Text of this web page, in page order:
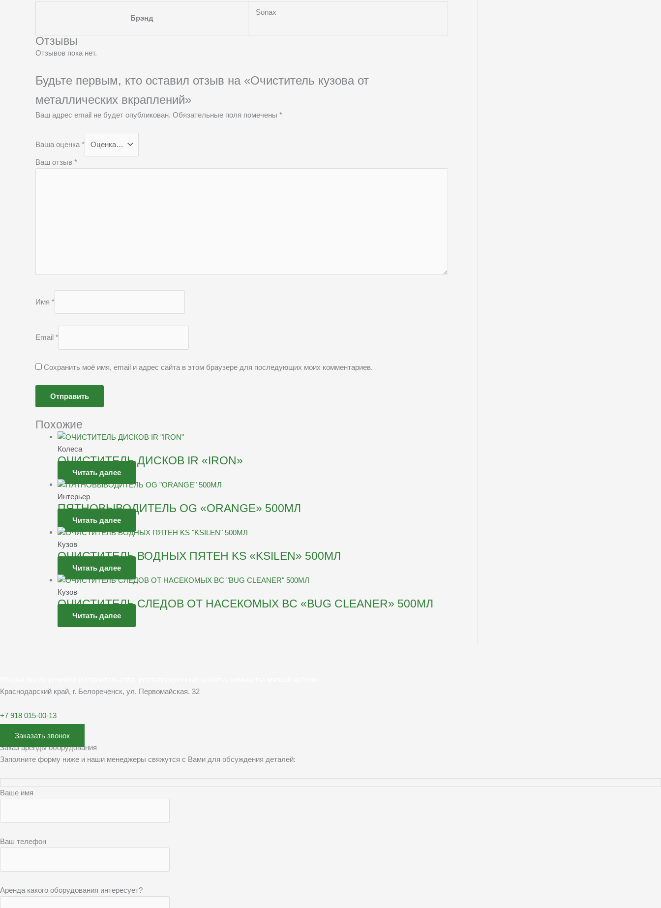
Брэнд
Sonax
Отзывы
Отзывов пока нет.
Будьте первым, кто оставил отзыв на «Очиститель кузова от
металлических вкраплений»
Ваш адрес email не будет опубликован. Обязательные поля помечены *
Ваша оценка *
Ваш отзыв *
Имя *
Email *
Сохранить моё имя, email и адрес сайта в этом браузере для последующих моих комментариев.
Похожие
Колеса
ОЧИСТИТЕЛЬ ДИСКОВ IR «IRON»
Читать далее
Интерьер
ПЯТНОВЫВОДИТЕЛЬ OG «ORANGE» 500МЛ
Читать далее
Кузов
ОЧИСТИТЕЛЬ ВОДНЫХ ПЯТЕН KS «KSILEN» 500МЛ
Читать далее
Кузов
ОЧИСТИТЕЛЬ СЛЕДОВ ОТ НАСЕКОМЫХ BC «BUG CLEANER» 500МЛ
Читать далее
Краснодарский край, г. Белореченск, ул. Первомайская. 32
+7 918 015-00-13
Заказать звонок
Заказ аренды оборудования
Заполните форму ниже и наши менеджеры свяжутся с Вами для обсуждения деталей:
Ваше имя
Ваш телефон
Аренда какого оборудования интересует?